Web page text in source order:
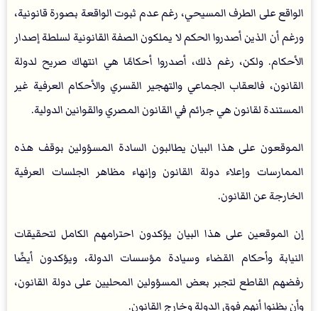
الواقع على الطرف المسيحي، رغم عدم ثبوت الواقعة بصورة قانونية،
ورغم أن الذين أصدروا الحكم لا يملكون الصفة القانونية لسلطة إصدار
الأحكام. ولكن، رغم ذلك، أصدروا أحكامًا هي انتهاك صريح لدولة
القانون، فالعقاب الجماعي والتهجير القسري والأحكام العرفية غير
المستندة لقانون هي جرائم في القانون المصري والقوانين الدولية.
الموقعون على هذا البيان يطالبون السادة المسؤولين بوقف هذه
الممارسات وإعلاء دولة القانون وإنهاء مظاهر الجلسات العرفية
الخارجة عن القانون.
إن الموقعين على هذا البيان يؤكدون احترامهم الكامل لتحقيقات
النيابة وأحكام القضاء وسيادة مؤسسات الدولة، ويؤكدون أيضًا
رفضهم القاطع لتجبر بعض المسؤولين المحليين على دولة القانون،
وأن يظنوا أنهم فوق الدولة وخارج القانون.